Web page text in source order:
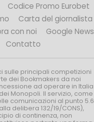
Codice Promo Eurobet
Carta del giornalista
con noi
Google News
Contatto
sulle principali competizioni
dei Bookmakers da noi
ad operare in Italia
Monopoli. Il servizio, come
comunicazioni al punto 5.6
delibera 132/19/CONS),
di continenza, non